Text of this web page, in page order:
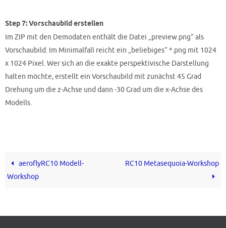
Step 7: Vorschaubild erstellen
Im ZIP mit den Demodaten enthält die Datei „preview.png“ als
Vorschaubild. Im Minimalfall reicht ein „beliebiges“ *.png mit 1024
x 1024 Pixel. Wer sich an die exakte perspektivische Darstellung
halten möchte, erstellt ein Vorschaubild mit zunächst 45 Grad
Drehung um die z-Achse und dann -30 Grad um die x-Achse des
Modells.
aeroflyRC10 Modell-
Workshop
RC10 Metasequoia-Workshop